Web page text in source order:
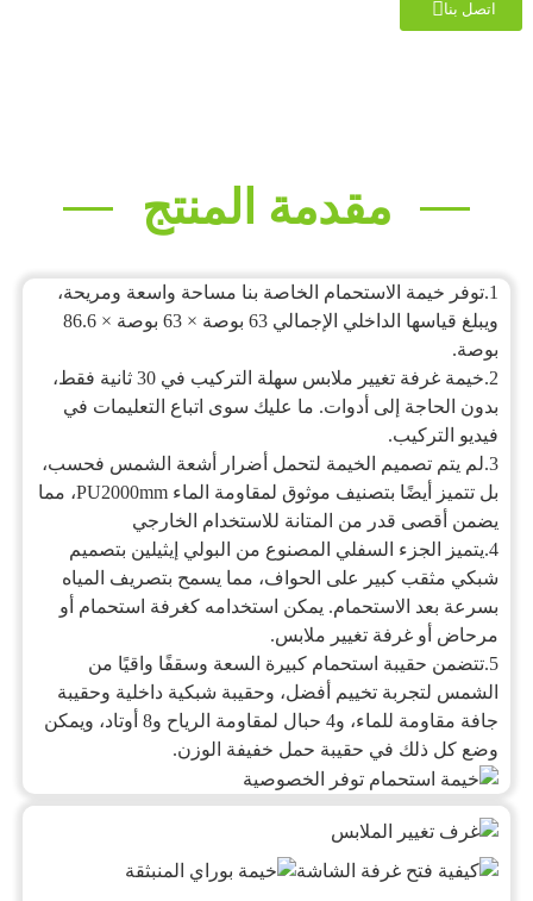
اتصل بنا
مقدمة المنتج
1. توفر خيمة الاستحمام الخاصة بنا مساحة واسعة ومريحة،
ويبلغ قياسها الداخلي الإجمالي 63 بوصة × 63 بوصة × 86.6
بوصة.
2.
خيمة غرفة تغيير ملابس سهلة التركيب في 30 ثانية فقط،
بدون الحاجة إلى أدوات. ما عليك سوى اتباع التعليمات في
فيديو التركيب.
3. لم يتم تصميم الخيمة لتحمل أضرار أشعة الشمس فحسب،
بل تتميز أيضًا بتصنيف موثوق لمقاومة الماء PU2000mm، مما
يضمن أقصى قدر من المتانة للاستخدام الخارجي
4. يتميز الجزء السفلي المصنوع من البولي إيثيلين بتصميم
شبكي مثقب كبير على الحواف، مما يسمح بتصريف المياه
بسرعة بعد الاستحمام. يمكن استخدامه كغرفة استحمام أو
مرحاض أو غرفة تغيير ملابس.
5. تتضمن حقيبة استحمام كبيرة السعة وسقفًا واقيًا من
الشمس لتجربة تخييم أفضل، وحقيبة شبكية داخلية وحقيبة
جافة مقاومة للماء، و4 حبال لمقاومة الرياح و8 أوتاد، ويمكن
وضع كل ذلك في حقيبة حمل خفيفة الوزن.